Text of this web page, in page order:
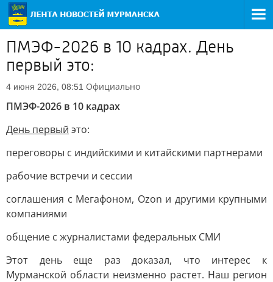
ПМЭФ-2026 в 10 кадрах. День
первый это:
4 июня 2026, 08:51 Официально
ПМЭФ-2026 в 10 кадрах
День первый это:
переговоры с индийскими и китайскими партнерами
рабочие встречи и сессии
соглашения с Мегафоном, Ozon и другими крупными
компаниями
общение с журналистами федеральных СМИ
Этот день еще раз доказал, что интерес к
Мурманской области неизменно растет. Наш регион